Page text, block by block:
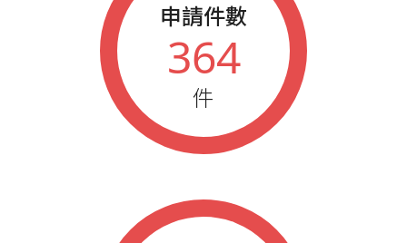
申請件數
364
件